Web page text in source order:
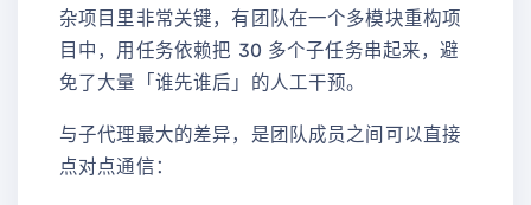
杂项目里非常关键，有团队在一个多模块重构项
目中，用任务依赖把 30 多个子任务串起来，避
免了大量「谁先谁后」的人工干预。
与子代理最大的差异，是团队成员之间可以直接
点对点通信：